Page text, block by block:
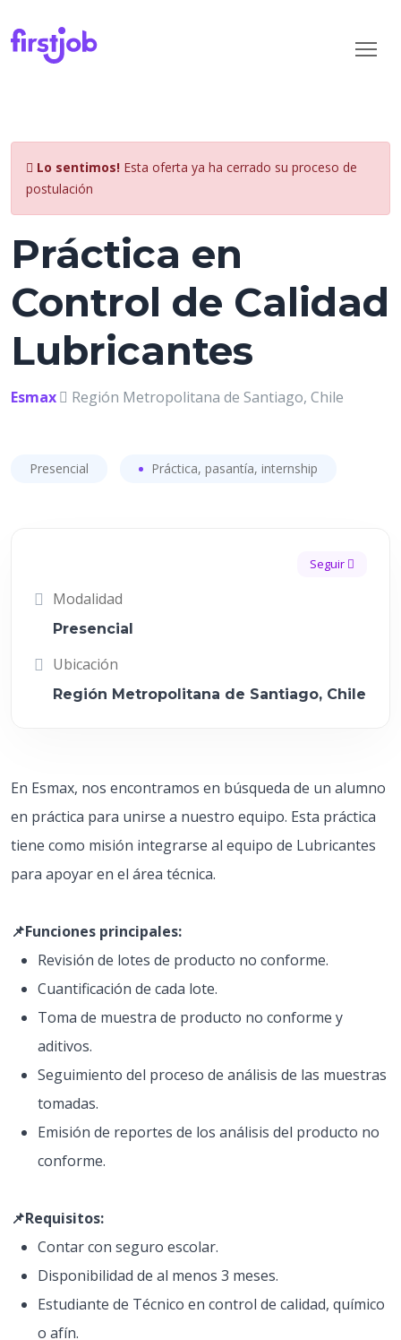
Lo sentimos! Esta oferta ya ha cerrado su proceso de
postulación
Práctica en
Control de Calidad
Lubricantes
Esmax Región Metropolitana de Santiago, Chile
Presencial Práctica, pasantía, internship
Seguir
Modalidad
Presencial
Ubicación
Región Metropolitana de Santiago, Chile
En Esmax, nos encontramos en búsqueda de un alumno
en práctica para unirse a nuestro equipo. Esta práctica
tiene como misión integrarse al equipo de Lubricantes
para apoyar en el área técnica.
📌Funciones principales:
Revisión de lotes de producto no conforme.
Cuantificación de cada lote.
Toma de muestra de producto no conforme y
aditivos.
Seguimiento del proceso de análisis de las muestras
tomadas.
Emisión de reportes de los análisis del producto no
conforme.
📌Requisitos:
Contar con seguro escolar.
Disponibilidad de al menos 3 meses.
Estudiante de Técnico en control de calidad, químico
o afín.